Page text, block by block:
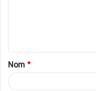
t
a
i
Nom *